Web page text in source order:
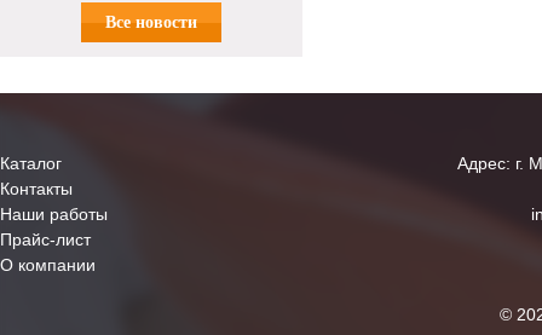
Все новости
Каталог
Контакты
Наши работы
Прайс-лист
О компании
Адрес: г.
©